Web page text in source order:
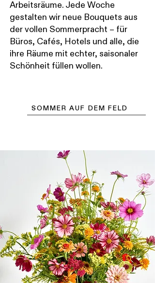
Arbeitsräume. Jede Woche
gestalten wir neue Bouquets aus
der vollen Sommerpracht – für
Büros, Cafés, Hotels und alle, die
ihre Räume mit echter, saisonaler
Schönheit füllen wollen.
SOMMER AUF DEM FELD